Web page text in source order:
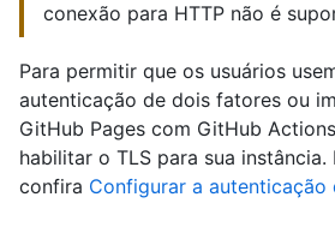
conexão para HTTP não é
Para permitir que os usuários
autenticação de dois fatores ou
GitHub Pages com GitHub
habilitar o TLS para sua instância.
confira Configurar a